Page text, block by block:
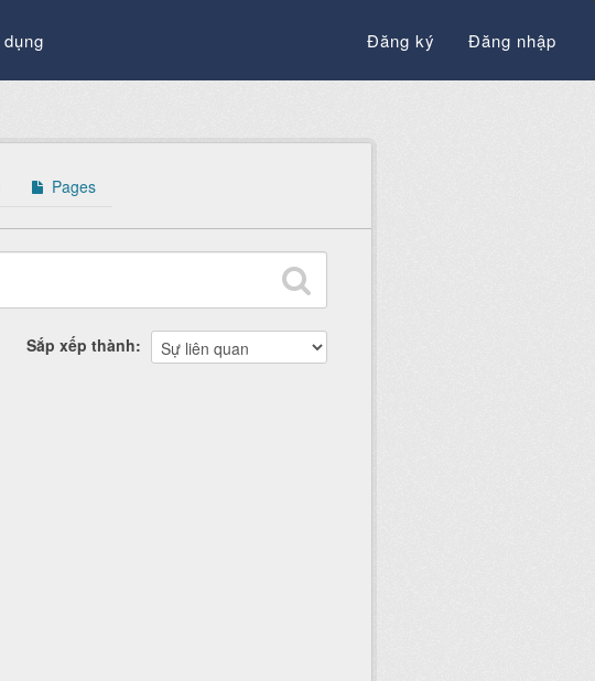
Đăng ký Đăng nhập
Pages
Sắp xếp thành